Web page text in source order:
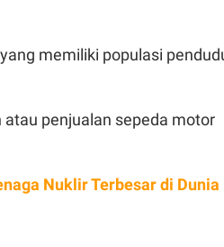
memiliki populasi
penjualan sepeda motor
Nuklir Terbesar di Dunia